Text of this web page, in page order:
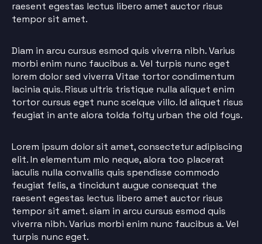
raesent egestas lectus libero amet auctor risus
tempor sit amet.
Diam in arcu cursus esmod quis viverra nibh. Varius
morbi enim nunc faucibus a. Vel turpis nunc eget
lorem dolor sed viverra Vitae tortor condimentum
lacinia quis. Risus ultris tristique nulla aliquet enim
tortor cursus eget nunc scelque villo. Id aliquet risus
feugiat in ante alora tolda folty urban the old foys.
Lorem ipsum dolor sit amet, consectetur adipiscing
elit. In elementum mlo neque, alora too placerat
iaculis nulla convallis quis spendisse commodo
feugiat felis, a tincidunt augue consequat the
raesent egestas lectus libero amet auctor risus
tempor sit amet. siam in arcu cursus esmod quis
viverra nibh. Varius morbi enim nunc faucibus a. Vel
turpis nunc eget.